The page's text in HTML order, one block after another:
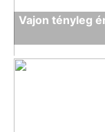
Vajon tényleg